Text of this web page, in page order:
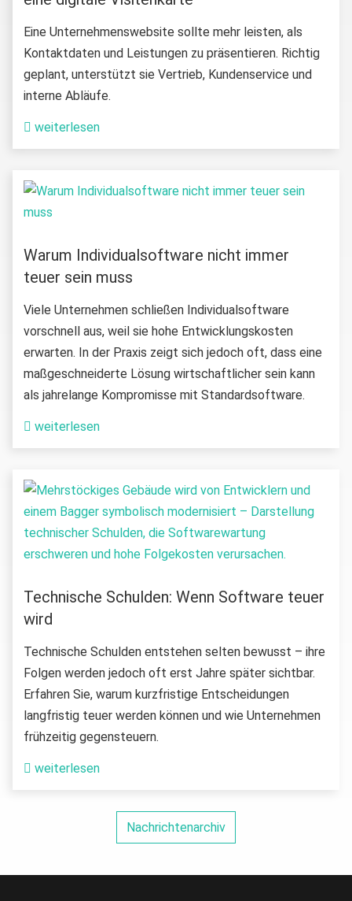
Eine Unternehmenswebsite sollte mehr leisten, als
Kontaktdaten und Leistungen zu präsentieren. Richtig
geplant, unterstützt sie Vertrieb, Kundenservice und
interne Abläufe.
weiterlesen
Warum Individualsoftware nicht immer
teuer sein muss
Viele Unternehmen schließen Individualsoftware
vorschnell aus, weil sie hohe Entwicklungskosten
erwarten. In der Praxis zeigt sich jedoch oft, dass eine
maßgeschneiderte Lösung wirtschaftlicher sein kann
als jahrelange Kompromisse mit Standardsoftware.
weiterlesen
Technische Schulden: Wenn Software teuer
wird
Technische Schulden entstehen selten bewusst – ihre
Folgen werden jedoch oft erst Jahre später sichtbar.
Erfahren Sie, warum kurzfristige Entscheidungen
langfristig teuer werden können und wie Unternehmen
frühzeitig gegensteuern.
weiterlesen
Nachrichtenarchiv